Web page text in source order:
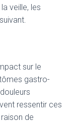
veille, les
sur le
gastro-
ressentir ces
de